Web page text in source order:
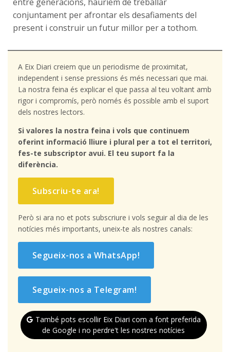
conjuntament per afrontar els desafiaments del
present i construir un futur millor per a tothom.
A Eix Diari creiem que un periodisme de proximitat,
independent i sense pressions és més necessari que mai.
La nostra feina és explicar el que passa al teu voltant amb
rigor i compromís, però només és possible amb el suport
dels nostres lectors.
Si valores la nostra feina i vols que continuem
oferint informació lliure i plural per a tot el territori,
fes-te subscriptor avui. El teu suport fa la
diferència.
Subscriu-te ara!
Però si ara no et pots subscriure i vols seguir al dia de les
notícies més importants, uneix-te als nostres canals:
Segueix-nos a WhatsApp!
Segueix-nos a Telegram!
També pots escollir Eix Diari com a font preferida
de Google i no perdre't les nostres notícies